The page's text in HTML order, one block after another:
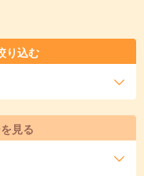
り込む
見る